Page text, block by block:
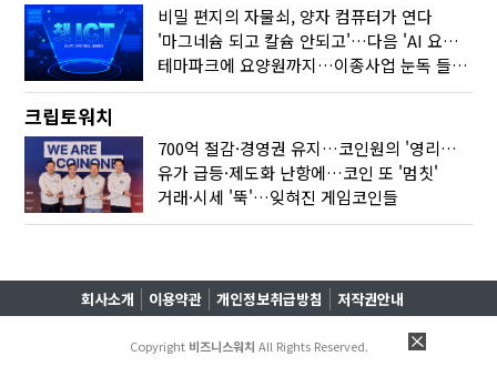
비밀 편지의 자물쇠, 양자 컴퓨터가 연다
'마그네슘 되고 칼슘 안되고'…다음 'AI 요약' 갈 길은
테마파크에 요양원까지…이종사업 눈독 들이는 게임사
크립토워치
700억 절감·경영권 유지…코인원의 '영리한 딜'
유가 급등·제도화 난항에…코인 또 '멈칫'
거래·시세 '뚝'…잊혀진 게임코인들
회사소개 이용약관 개인정보취급방침 저작권안내
Copyright 비즈니스워치 All Rights Reserved.